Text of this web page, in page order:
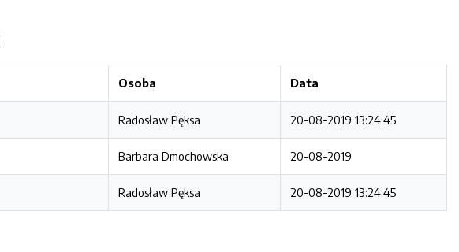
Osoba Data
Radosław Pęksa 20-08-2019 13:24:45
Barbara Dmochowska 20-08-2019
Radosław Pęksa 20-08-2019 13:24:45